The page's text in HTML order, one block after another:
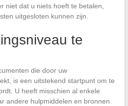
niet dat u niets hoeft te betalen,
uitgesloten kunnen zijn.
te
die door uw
is een uitstekend startpunt om te
U heeft misschien al enkele
andere hulpmiddelen en bronnen